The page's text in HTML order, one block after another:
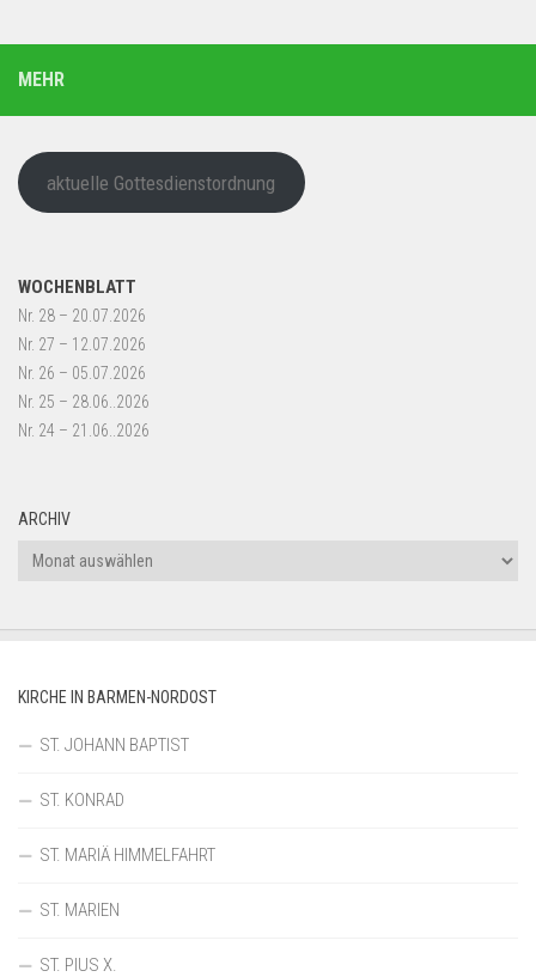
MEHR
aktuelle Gottesdienstordnung
WOCHENBLATT
Nr. 28 – 20.07.2026
Nr. 27 – 12.07.2026
Nr. 26 – 05.07.2026
Nr. 25 – 28.06..2026
Nr. 24 – 21.06..2026
ARCHIV
Archiv
KIRCHE IN BARMEN-NORDOST
ST. JOHANN BAPTIST
ST. KONRAD
ST. MARIÄ HIMMELFAHRT
ST. MARIEN
ST. PIUS X.